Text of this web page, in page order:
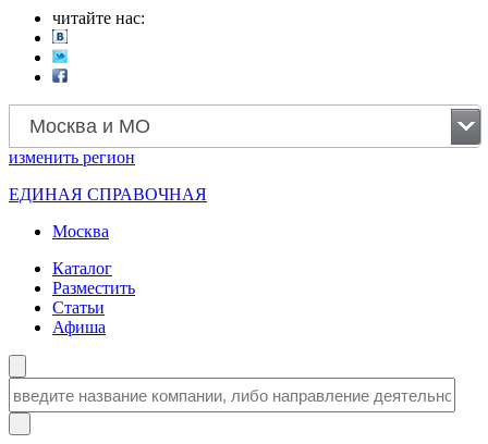
читайте нас:
Москва и МО
изменить регион
ЕДИНАЯ СПРАВОЧНАЯ
Москва
Каталог
Разместить
Статьи
Афиша